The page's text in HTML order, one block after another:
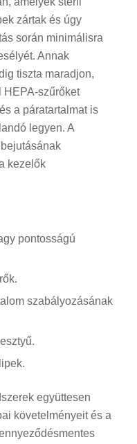
zártak és úgy
során minimálisra
Annak
tiszta maradjon,
HEPA-szűrőket
a páratartalmat is
legyen. A
kezelők
pontosságú
szabályozásának
együttesen
követelményeit és a